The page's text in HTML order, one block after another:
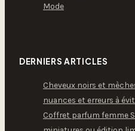
Mode
DERNIERS ARTICLES
Cheveux noirs et
nuances et erreurs à
Coffret parfum femme